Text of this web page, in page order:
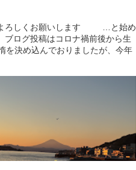
よろしくお願いします …と始め
ログ投稿はコロナ禍前後から生
を決め込んでおりましたが、今年